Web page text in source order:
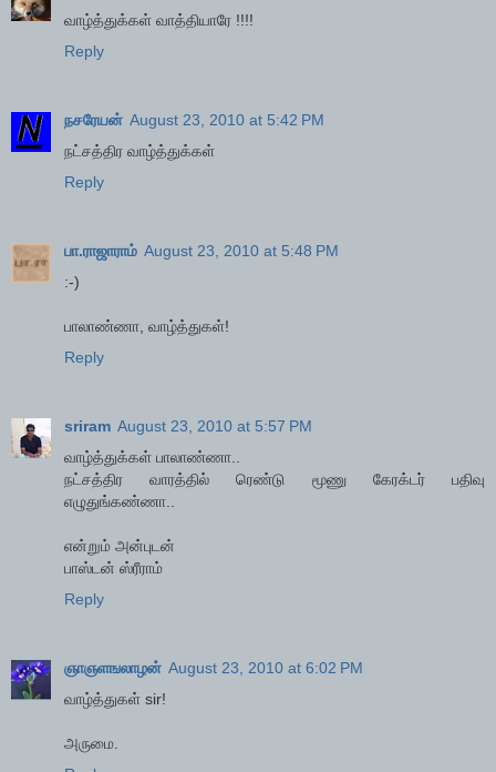
வாழ்த்துக்கள் வாத்தியாரே !!!!
Reply
நசரேயன் August 23, 2010 at 5:42 PM
நட்சத்திர வாழ்த்துக்கள்
Reply
பா.ராஜாராம் August 23, 2010 at 5:48 PM
:-)
பாலாண்ணா, வாழ்த்துகள்!
Reply
sriram August 23, 2010 at 5:57 PM
வாழ்த்துக்கள் பாலாண்ணா..
நட்சத்திர வாரத்தில் ரெண்டு மூணு கேரக்டர் பதிவு
எழுதுங்கண்ணா..
என்றும் அன்புடன்
பாஸ்டன் ஸ்ரீராம்
Reply
ஞாஞளஙலாழன் August 23, 2010 at 6:02 PM
வாழ்த்துகள் sir!
அருமை.